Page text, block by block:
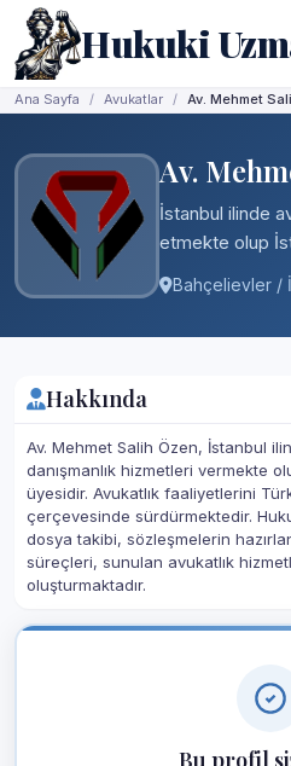
Hukuki
Ana Sayfa Avukatlar Av. Mehmet
Av.
İstanbul ilinde
etmekte olup
Bahçelievler /
Hakkında
Av. Mehmet Salih Özen, İstanbul
danışmanlık hizmetleri vermekte
üyesidir. Avukatlık faaliyetlerini
çerçevesinde sürdürmektedir.
dosya takibi, sözleşmelerin
süreçleri, sunulan avukatlık
oluşturmaktadır.
Bu profil